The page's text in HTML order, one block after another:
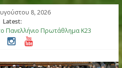
Αυγούστου 8, 2026
Latest:
στο Πανελλήνιο Πρωτάθλημα Κ23
καλές εμφανίσεις στο
μας στο Πανελλήνιο Πρωτάθλημα